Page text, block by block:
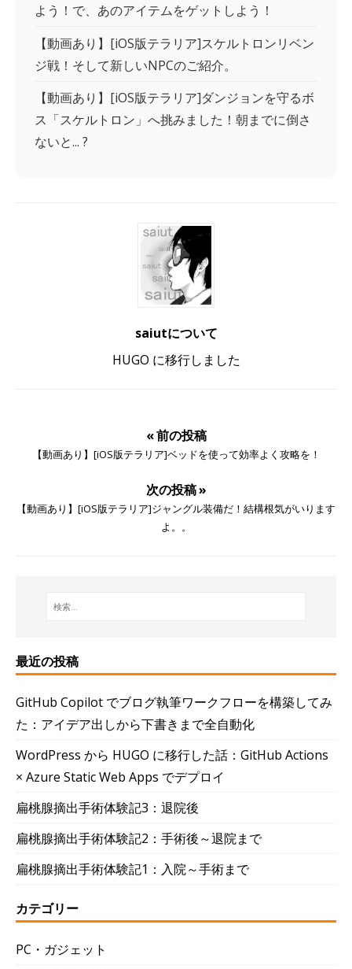
よう！で、あのアイテムをゲットしよう！
【動画あり】[iOS版テラリア]スケルトロンリベン
ジ戦！そして新しいNPCのご紹介。
【動画あり】[iOS版テラリア]ダンジョンを守るボ
ス「スケルトロン」へ挑みました！朝までに倒さ
ないと... ?
saiutについて
HUGO に移行しました
« 前の投稿
【動画あり】[iOS版テラリア]ベッドを使って効率よく攻略を！
次の投稿 »
【動画あり】[iOS版テラリア]ジャングル装備だ！結構根気がいります
よ。。
最近の投稿
GitHub Copilot でブログ執筆ワークフローを構築してみ
た：アイデア出しから下書きまで全自動化
WordPress から HUGO に移行した話：GitHub Actions
× Azure Static Web Apps でデプロイ
扁桃腺摘出手術体験記3：退院後
扁桃腺摘出手術体験記2：手術後～退院まで
扁桃腺摘出手術体験記1：入院～手術まで
カテゴリー
PC・ガジェット